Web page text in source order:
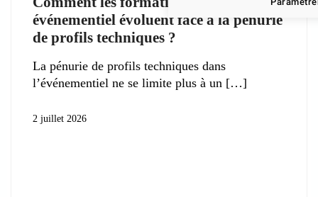
événementiel évoluent face à la pénurie
de profils techniques ?
La pénurie de profils techniques dans
l’événementiel ne se limite plus à un
2 juillet 2026